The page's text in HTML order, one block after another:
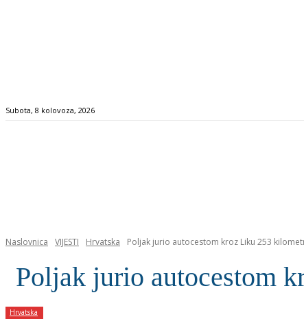
Subota, 8 kolovoza, 2026
Naslovnica VIJESTI Hrvatska Poljak jurio autocestom kroz Liku 253
Poljak jurio autocestom
Hrvatska